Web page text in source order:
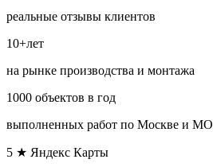
реальные отзывы клиентов
10+лет
на рынке производства и монтажа
1000 объектов в год
выполненных работ по Москве и МО​
5 ★ Яндекс Карты​